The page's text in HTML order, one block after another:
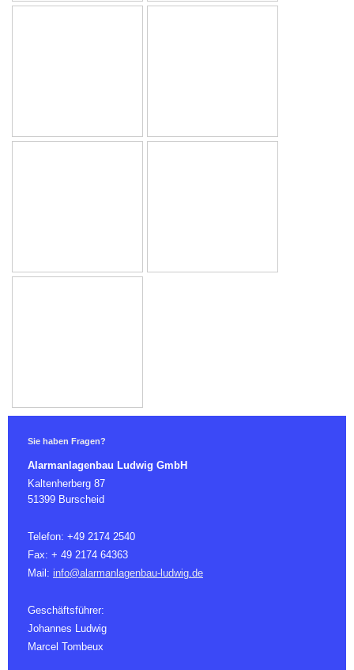
Sie haben Fragen?
Alarmanlagenbau Ludwig GmbH
Kaltenherberg 87
51399 Burscheid
Telefon: +49 2174 2540
Fax: + 49 2174 64363
Mail: info@alarmanlagenbau-ludwig.de
Geschäftsführer:
Johannes Ludwig
Marcel Tombeux